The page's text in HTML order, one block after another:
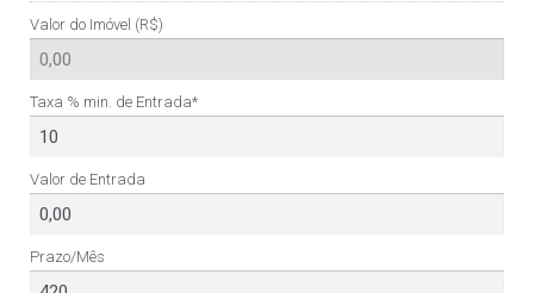
Valor do Imóvel (R$)
Taxa % min. de Entrada*
Valor de Entrada
Prazo/Mês